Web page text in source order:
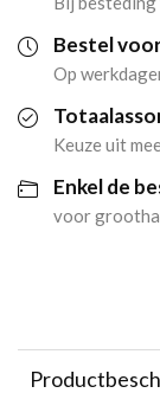
Bestel
Op
Keuze uit
Enkel de
voor